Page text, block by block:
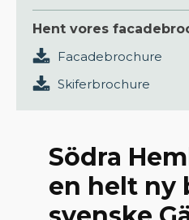
Hent vores
Facadebrochure
Skiferbrochure
Södra
en helt ny